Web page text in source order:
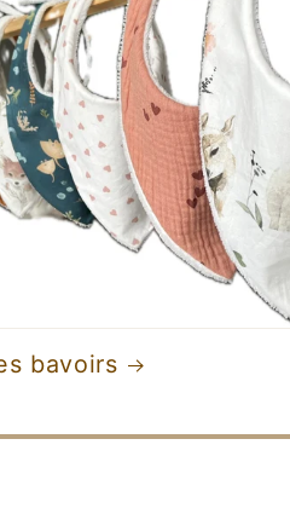
bavoirs